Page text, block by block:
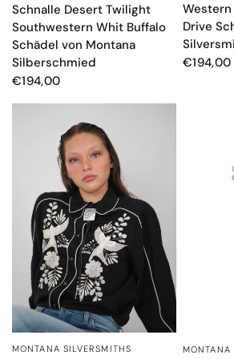
Schnalle Desert Twilight
Southwestern Whit Buffalo
Schädel von Montana
Silberschmied
€194,00
Drive
€194,00
SCHNELLANSICHT
MONTANA SILVERSMITHS MONTANA